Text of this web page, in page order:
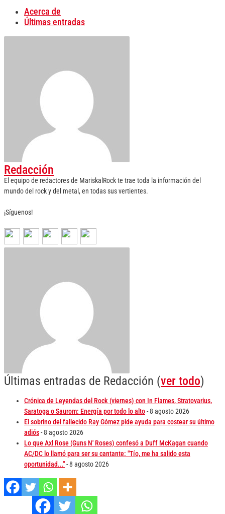
Acerca de
Últimas entradas
Redacción
El equipo de redactores de MariskalRock te trae toda la información del
mundo del rock y del metal, en todas sus vertientes.
¡Síguenos!
Últimas entradas de Redacción (ver todo)
Crónica de Leyendas del Rock (viernes) con In Flames, Stratovarius,
Saratoga o Saurom: Energía por todo lo alto- 8 agosto 2026
El sobrino del fallecido Ray Gómez pide ayuda para costear su último
adiós- 8 agosto 2026
Lo que Axl Rose (Guns N' Roses) confesó a Duff McKagan cuando
AC/DC lo llamó para ser su cantante: "Tío, me ha salido esta
oportunidad..."- 8 agosto 2026